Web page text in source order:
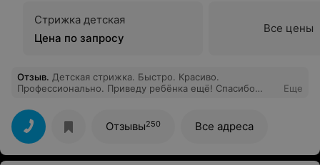
Стрижка детская
Цена по запросу
Все цены
Отзыв. Детская стрижка. Быстро. Красиво.
Профессионально. Приведу ребёнка ещё! Спасибо
Еще
Отзывы250 Все адреса